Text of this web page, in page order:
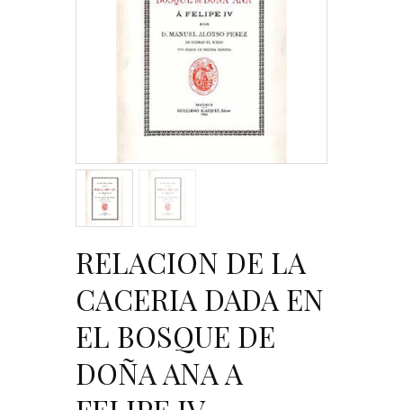
RELACION DE LA
CACERIA DADA EN
EL BOSQUE DE
DOÑA ANA A